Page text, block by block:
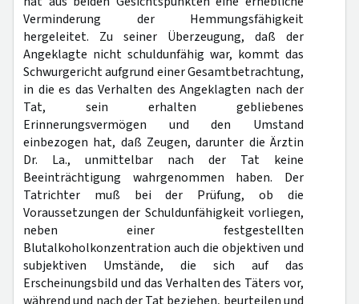
Verminderung der Hemmungsfähigkeit
hergeleitet. Zu seiner Überzeugung, daß der
Angeklagte nicht schuldunfähig war, kommt das
Schwurgericht aufgrund einer Gesamtbetrachtung,
in die es das Verhalten des Angeklagten nach der
Tat, sein erhalten gebliebenes
Erinnerungsvermögen und den Umstand
einbezogen hat, daß Zeugen, darunter die Ärztin
Dr. La., unmittelbar nach der Tat keine
Beeinträchtigung wahrgenommen haben. Der
Tatrichter muß bei der Prüfung, ob die
Voraussetzungen der Schuldunfähigkeit vorliegen,
neben einer festgestellten
Blutalkoholkonzentration auch die objektiven und
subjektiven Umstände, die sich auf das
Erscheinungsbild und das Verhalten des Täters vor,